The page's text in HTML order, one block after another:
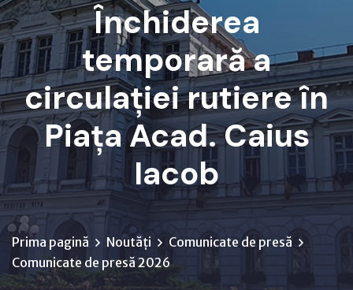
Închiderea
temporară a
circulației rutiere în
Piața Acad. Caius
Iacob
Prima pagină Noutăți
Comunicate de presă
Comunicate de presă 2026